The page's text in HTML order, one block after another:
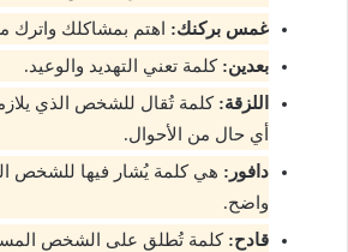
غمس بركنك: اهتم بمشاكلك
بعدين: كلمة تعني التهديد والوعيد.
اللزقة: كلمة تُقال للشخص الذي
أي حال من الأحوال.
دافور: هي كلمة يُشار فيها للشخص
واضح.
قادح: كلمة تُطلق على الشخص